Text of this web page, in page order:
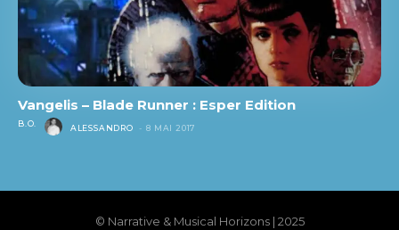
Vangelis – Blade Runner : Esper Edition
B.O. ALESSANDRO - 8 MAI 2017
© Narrative & Musical Horizons | 2025